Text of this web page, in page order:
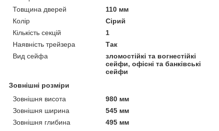
Товщина дверей
110 мм
Колір
Сірий
Кількість секцій
1
Наявність трейзера
Так
Вид сейфа
зломостійкі та вогнестійкі
сейфи, офісні та банківські
сейфи
Зовнішні розміри
Зовнішня висота
980 мм
Зовнішня ширина
545 мм
Зовнішня глибина
495 мм